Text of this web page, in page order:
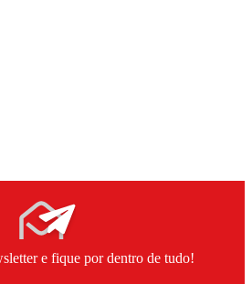
e fique por dentro de tudo!